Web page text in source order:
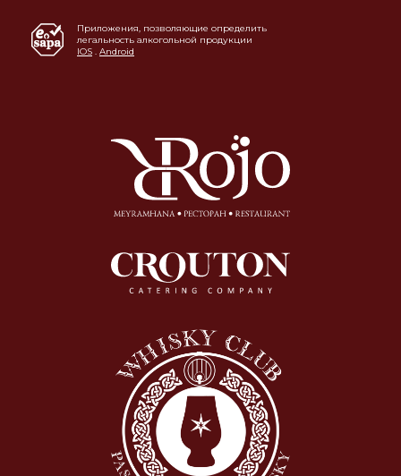
Приложения, позволяющие определить
легальность алкогольной продукции
IOS . Android